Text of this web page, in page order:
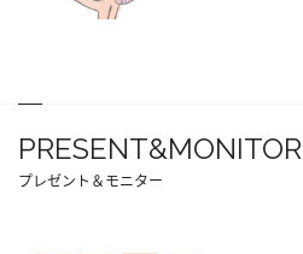
PRESENT&MONITOR
プレゼント＆モニター